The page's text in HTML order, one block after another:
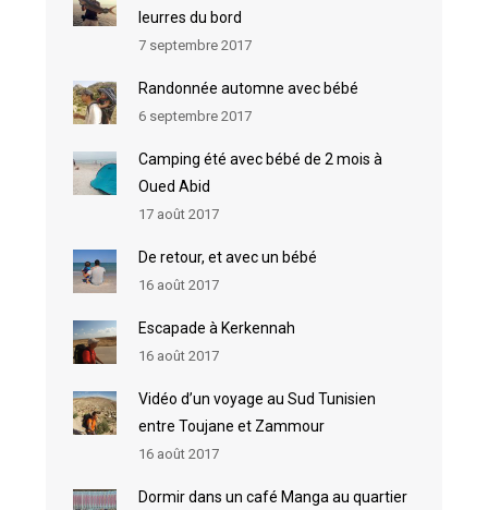
leurres du bord
7 septembre 2017
Randonnée automne avec bébé
6 septembre 2017
Camping été avec bébé de 2 mois à
Oued Abid
17 août 2017
De retour, et avec un bébé
16 août 2017
Escapade à Kerkennah
16 août 2017
Vidéo d’un voyage au Sud Tunisien
entre Toujane et Zammour
16 août 2017
Dormir dans un café Manga au quartier